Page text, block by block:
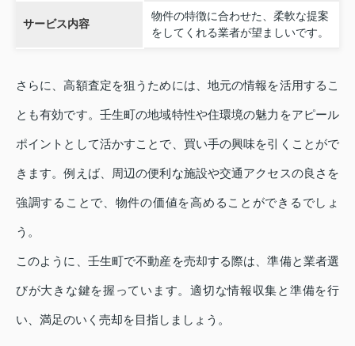
サービス内容
物件の特徴に合わせた、柔軟な提案
をしてくれる業者が望ましいです。
さらに、高額査定を狙うためには、地元の情報を活用するこ
とも有効です。壬生町の地域特性や住環境の魅力をアピール
ポイントとして活かすことで、買い手の興味を引くことがで
きます。例えば、周辺の便利な施設や交通アクセスの良さを
強調することで、物件の価値を高めることができるでしょ
う。
このように、壬生町で不動産を売却する際は、準備と業者選
びが大きな鍵を握っています。適切な情報収集と準備を行
い、満足のいく売却を目指しましょう。